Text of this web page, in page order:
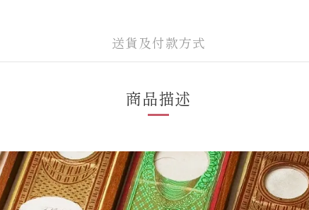
送貨及付款方式
商品描述